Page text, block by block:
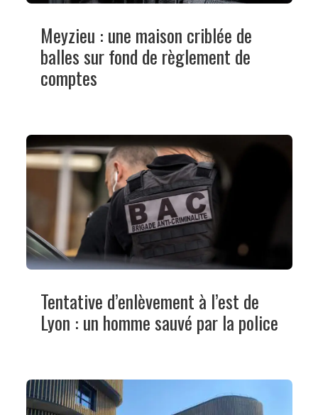
Meyzieu : une maison criblée de
balles sur fond de règlement de
comptes
Tentative d’enlèvement à l’est de
Lyon : un homme sauvé par la police